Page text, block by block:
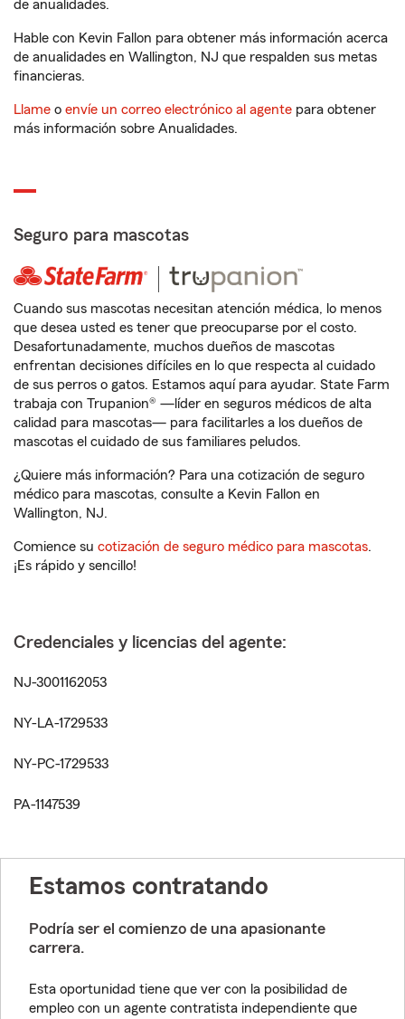
de anualidades.
Hable con Kevin Fallon para obtener más información acerca
de anualidades en Wallington, NJ que respalden sus metas
financieras.
Llame o envíe un correo electrónico al agente para obtener
más información sobre Anualidades.
Seguro para mascotas
Cuando sus mascotas necesitan atención médica, lo menos
que desea usted es tener que preocuparse por el costo.
Desafortunadamente, muchos dueños de mascotas
enfrentan decisiones difíciles en lo que respecta al cuidado
de sus perros o gatos. Estamos aquí para ayudar. State Farm
trabaja con Trupanion® —líder en seguros médicos de alta
calidad para mascotas— para facilitarles a los dueños de
mascotas el cuidado de sus familiares peludos.
¿Quiere más información? Para una cotización de seguro
médico para mascotas, consulte a Kevin Fallon en
Wallington, NJ.
Comience su cotización de seguro médico para mascotas.
¡Es rápido y sencillo!
Credenciales y licencias del agente:
NJ-3001162053
NY-LA-1729533
NY-PC-1729533
PA-1147539
Estamos contratando
Podría ser el comienzo de una apasionante
carrera.
Esta oportunidad tiene que ver con la posibilidad de
empleo con un agente contratista independiente que